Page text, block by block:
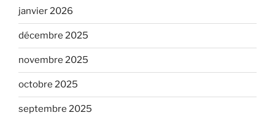
janvier 2026
décembre 2025
novembre 2025
octobre 2025
septembre 2025